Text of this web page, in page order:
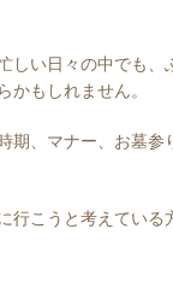
しい日々の中でも
かもしれません。
期、マナー、お墓
こうと考えている